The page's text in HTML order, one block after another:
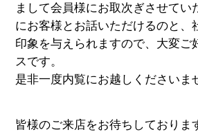
まして会員様にお取次ぎさせてい
にお客様とお話いただけるのと、
印象を与えられますので、大変ご
スです。
是非一度内覧にお越しくださいま
皆様のご来店をお待ちしておりま